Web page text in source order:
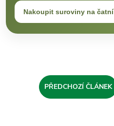
Nakoupit suroviny na čatní
PŘEDCHOZÍ ČLÁNEK